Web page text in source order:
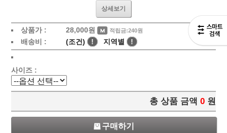
상세보기
상품가 : 28,000원 적립금:240원
배송비 : (조건) ! 지역별 !
사이즈 :
총 상품 금액 0 원
구매하기